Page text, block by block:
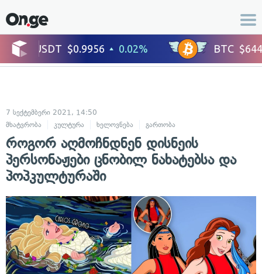
7 სექტემბერი 2021, 14:50
მხატვრობა
კულტურა ხელოვნება გართობა
როგორ აღმოჩნდნენ დისნეის
პერსონაჟები ცნობილ ნახატებსა და
პოპკულტურაში